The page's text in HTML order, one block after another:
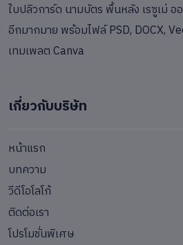
ใบปลิวการ์ด นามบัตร พื้นหลัง เรซูเม่ อ
อีกมากมาย พร้อมไฟล์ PSD, DOCX,
เทมเพลต Canva
เกี่ยวกับบริษัท
หน้าแรก
บทความ
วีดีโอโลโก้
ติดต่อเรา
โปรโมชั่นพิเศษ